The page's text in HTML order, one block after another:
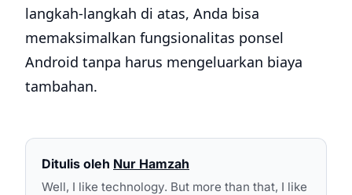
langkah-langkah di atas, Anda bisa
memaksimalkan fungsionalitas ponsel
Android tanpa harus mengeluarkan biaya
tambahan.
Ditulis oleh Nur Hamzah
Well, I like technology. But more than that, I like